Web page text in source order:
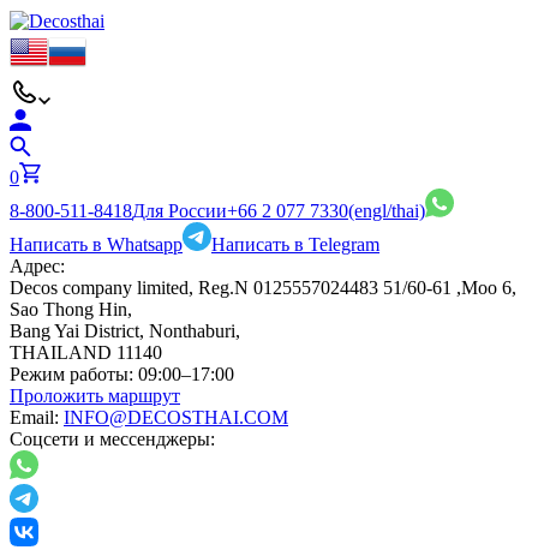
0
8-800-511-8418Для России+66 2 077 7330(engl/thai)
Написать в Whatsapp
Написать в Telegram
Адрес:
Decos company limited, Reg.N 0125557024483 51/60-61 ,Moo 6,
Sao Thong Hin,
Bang Yai District, Nonthaburi,
THAILAND 11140
Режим работы: 09:00–17:00
Проложить маршрут
Email: INFO@DECOSTHAI.COM
Соцсети и мессенджеры: